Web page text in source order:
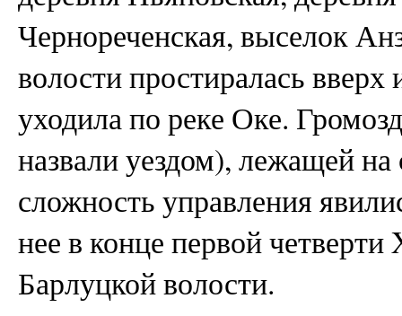
Чернореченская, выселок
волости простиралась
уходила по реке Оке.
назвали уездом), лежащей
сложность управления
нее в конце первой
Барлуцкой волости.